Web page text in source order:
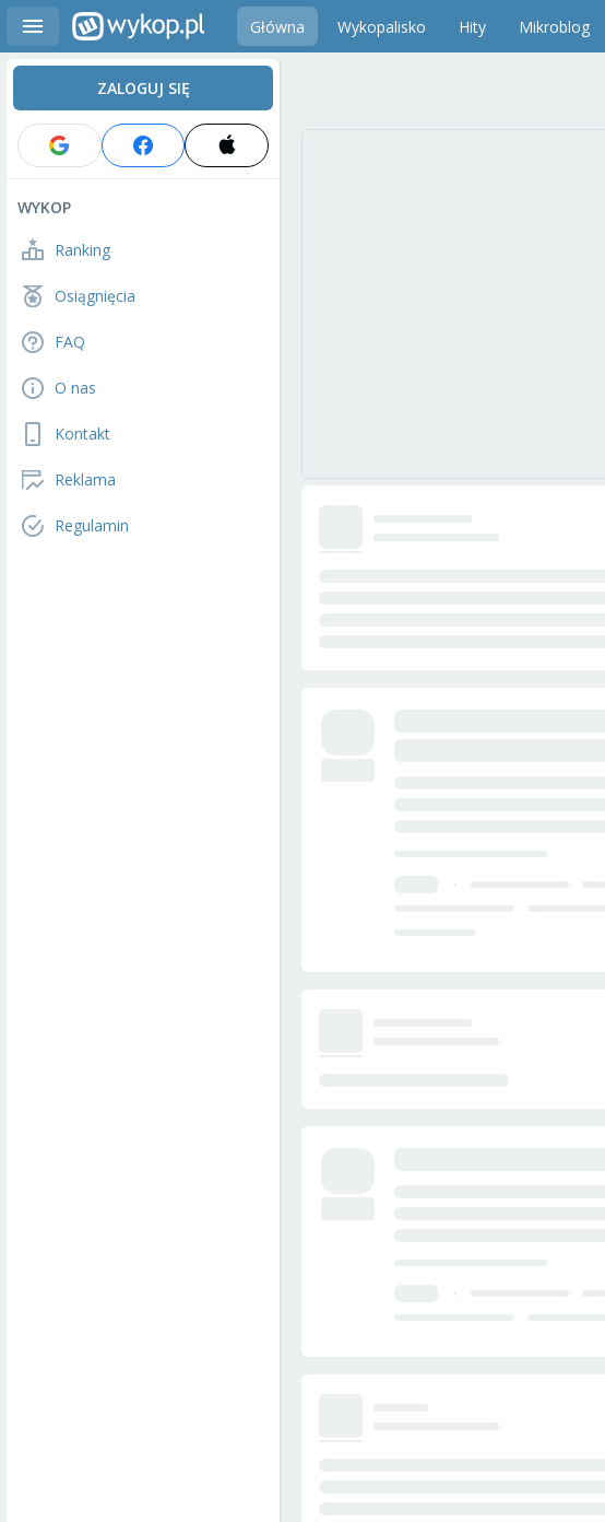
Główna Wykopalisko Hity Mikroblog
ZALOGUJ SIĘ
WYKOP
Ranking
Osiągnięcia
FAQ
O nas
Kontakt
Reklama
Regulamin